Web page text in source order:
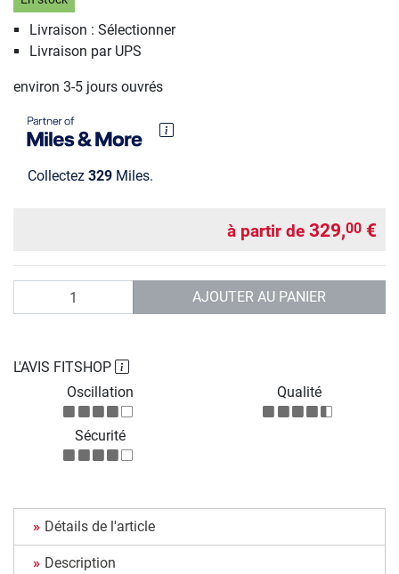
Livraison : Sélectionner
Livraison par UPS
environ 3-5 jours ouvrés
Collectez 329 Miles.
à partir de 329,00 €
AJOUTER AU PANIER
L'AVIS FITSHOP
Oscillation
Qualité
Sécurité
Détails de l'article
Description